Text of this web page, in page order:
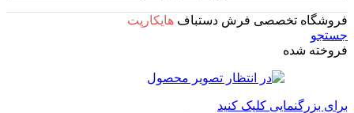
فروشگاه تخصصی فرش دستباف هایکارپت
جستجو
فروخته شده
برای بزرگنمایی کلیک کنید